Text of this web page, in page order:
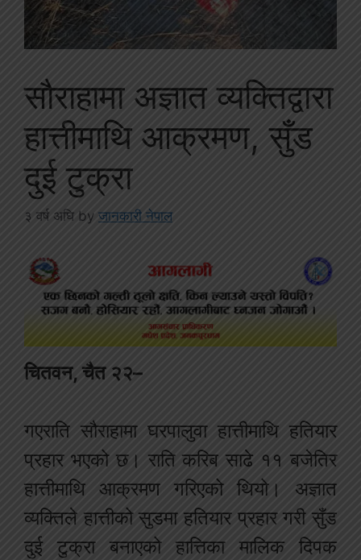
सौराहामा अज्ञात व्यक्तिद्वारा
हात्तीमाथि आक्रमण, सुँड
दुई टुक्रा
३ वर्ष अघि by जानकारी नेपाल
चितवन, चैत २२–
गएराति सौराहामा घरपालुवा हात्तीमाथि हतियार
प्रहार भएको छ। राति करिब साढे ११ बजेतिर
हात्तीमाथि आक्रमण गरिएको थियो। अज्ञात
व्यक्तिले हात्तीको सुडमा हतियार प्रहार गरी सुँड
दुई टुक्रा बनाएको हात्तिका मालिक दिपक